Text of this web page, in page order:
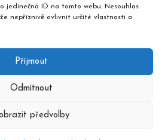
jedinečná ID na tomto webu. Nesouhlas
nepříznivě ovlivnit určité vlastnosti a
Příjmout
Odmítnout
předvolby